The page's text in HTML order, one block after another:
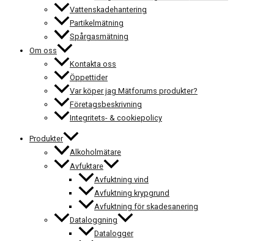
Vattenskadehantering
Partikelmätning
Spårgasmätning
Om oss
Kontakta oss
Öppettider
Var köper jag Mätforums produkter?
Företagsbeskrivning
Integritets- & cookiepolicy
Produkter
Alkoholmätare
Avfuktare
Avfuktning vind
Avfuktning krypgrund
Avfuktning för skadesanering
Dataloggning
Datalogger